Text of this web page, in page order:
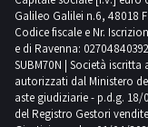
con
divieto
di
sul
PER
o
più
beni
sarà
tenuto
a
=
il
di
questo
venduti
a
corpo
per
dei
non
Si
di
vendita
ex
art.
Galileo Galilei n.6, 48018
Codice fiscale e Nr.
e di Ravenna:
SUBM70N | Società
autorizzati dal Ministero
aste giudiziarie - p.d.g.
del Registro Gestori